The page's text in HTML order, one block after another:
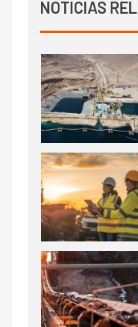
NOTICIAS
3
4
5